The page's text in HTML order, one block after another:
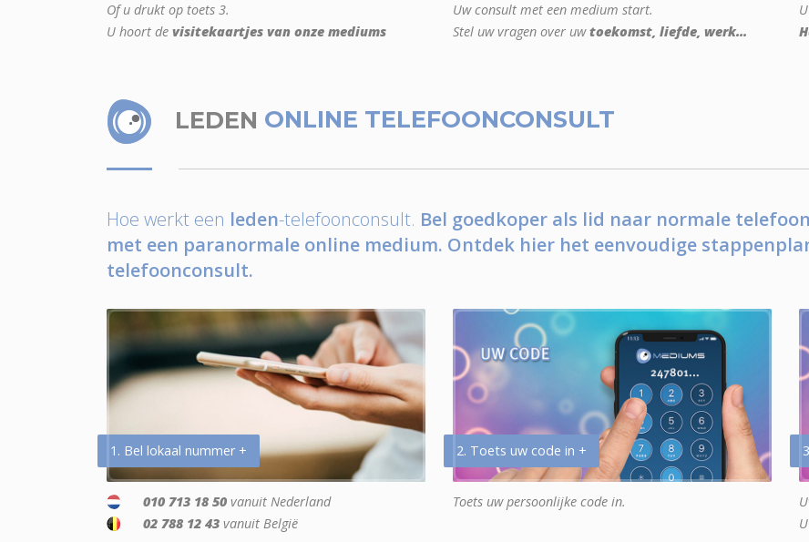
Of u drukt op toets 3.
U hoort de visitekaartjes van onze mediums
Uw consult met een medium start.
Stel uw vragen over uwtoekomst, liefde, werk...
LEDEN ONLINE TELEFOONCONSULT
Hoe werkt een leden-telefoonconsult. Bel goedkoper als lid naar normale
met een paranormale online medium. Ontdek hier het eenvoudige
telefoonconsult.
1. Bel lokaal nummer +
010 713 18 50 vanuit Nederland
02 788 12 43 vanuit België
2. Toets uw code in +
Toets uw persoonlijke code in.